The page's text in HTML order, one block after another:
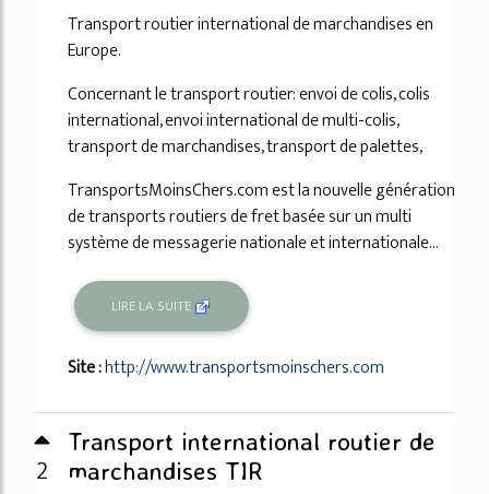
Transport routier international de marchandises en
Europe.
Concernant le transport routier: envoi de colis, colis
international, envoi international de multi-colis,
transport de marchandises, transport de palettes,
TransportsMoinsChers.com est la nouvelle génération
de transports routiers de fret basée sur un multi
système de messagerie nationale et internationale...
LIRE LA SUITE
Site :http://www.transportsmoinschers.com
2
Transport international routier de
marchandises TIR